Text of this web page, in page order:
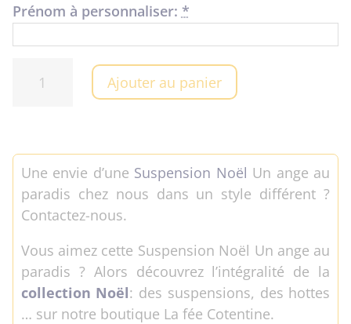
Prénom à personnaliser: *
Un
ange
au
paradis
Ajouter au panier
Une envie d’une Suspension Noël Un ange au
paradis chez nous dans un style différent ?
Contactez-nous.
Vous aimez cette Suspension Noël Un ange au
paradis ? Alors découvrez l’intégralité de la
collection Noël: des suspensions, des hottes
… sur notre boutique La fée Cotentine.